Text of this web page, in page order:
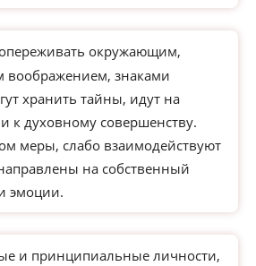
окружающим,
воображением, знаками
хранить тайны, идут на
к духовному совершенству.
меры, слабо взаимодействуют
на собственный
эмоции.
и принципиальные личности,